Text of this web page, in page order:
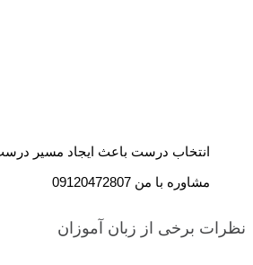
انتخاب درست باعث ایجاد مسیر
مشاوره با من 09120472807
نظرات برخی از زبان آموزان